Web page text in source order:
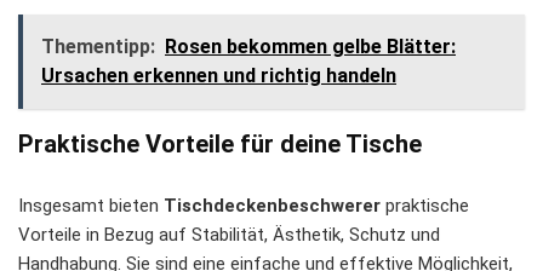
Thementipp: Rosen bekommen gelbe Blätter:
Ursachen erkennen und richtig handeln
Praktische Vorteile für deine Tische
Insgesamt bieten Tischdeckenbeschwerer praktische
Vorteile in Bezug auf Stabilität, Ästhetik, Schutz und
Handhabung. Sie sind eine einfache und effektive Möglichkeit,